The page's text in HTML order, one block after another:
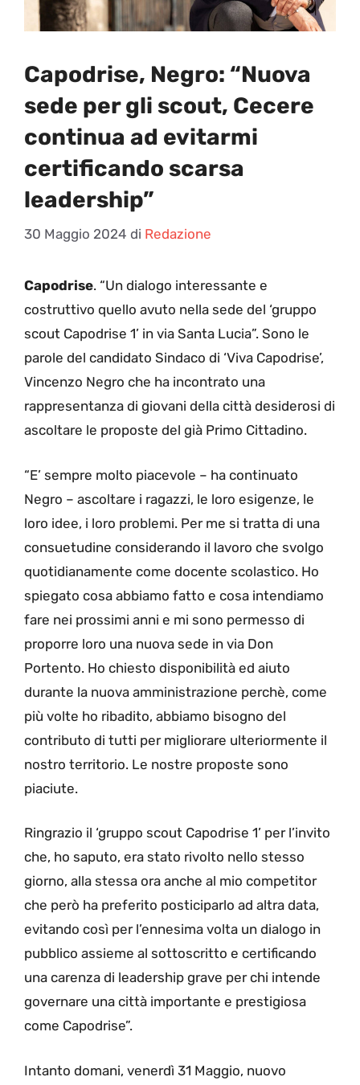
Capodrise, Negro: “Nuova
sede per gli scout, Cecere
continua ad evitarmi
certificando scarsa
leadership”
30 Maggio 2024 di Redazione
Capodrise. “Un dialogo interessante e
costruttivo quello avuto nella sede del ‘gruppo
scout Capodrise 1’ in via Santa Lucia”. Sono le
parole del candidato Sindaco di ‘Viva Capodrise’,
Vincenzo Negro che ha incontrato una
rappresentanza di giovani della città desiderosi di
ascoltare le proposte del già Primo Cittadino.
“E’ sempre molto piacevole – ha continuato
Negro – ascoltare i ragazzi, le loro esigenze, le
loro idee, i loro problemi. Per me si tratta di una
consuetudine considerando il lavoro che svolgo
quotidianamente come docente scolastico. Ho
spiegato cosa abbiamo fatto e cosa intendiamo
fare nei prossimi anni e mi sono permesso di
proporre loro una nuova sede in via Don
Portento. Ho chiesto disponibilità ed aiuto
durante la nuova amministrazione perchè, come
più volte ho ribadito, abbiamo bisogno del
contributo di tutti per migliorare ulteriormente il
nostro territorio. Le nostre proposte sono
piaciute.
Ringrazio il ‘gruppo scout Capodrise 1’ per l’invito
che, ho saputo, era stato rivolto nello stesso
giorno, alla stessa ora anche al mio competitor
che però ha preferito posticiparlo ad altra data,
evitando così per l’ennesima volta un dialogo in
pubblico assieme al sottoscritto e certificando
una carenza di leadership grave per chi intende
governare una città importante e prestigiosa
come Capodrise”.
Intanto domani, venerdì 31 Maggio, nuovo